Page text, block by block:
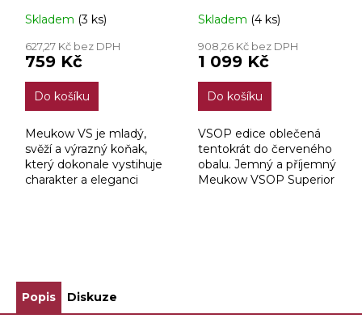
Skladem (3 ks)
627,27 Kč bez DPH
759 Kč
Do košíku
Meukow VS je mladý,
svěží a výrazný koňak,
který dokonale vystihuje
charakter a eleganci
Skladem (4 ks)
908,26 Kč bez DPH
1 099 Kč
Do košíku
VSOP edice oblečená
tentokrát do červeného
obalu. Jemný a příjemný
Meukow VSOP Superior
Popis Diskuze